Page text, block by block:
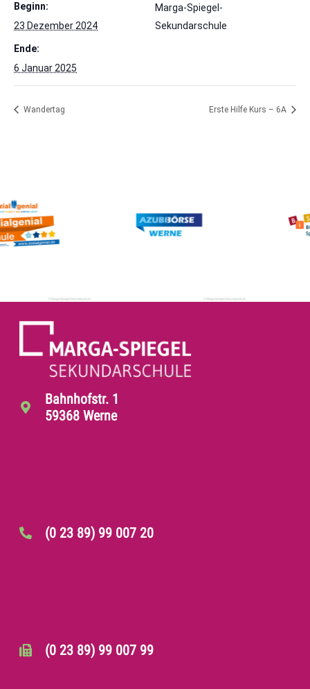
Beginn:
23 Dezember 2024
Ende:
6 Januar 2025
Marga-Spiegel-
Sekundarschule
Wandertag Erste Hilfe Kurs – 6A
Bahnhofstr. 1
59368 Werne
(0 23 89) 99 007 20
(0 23 89) 99 007 99